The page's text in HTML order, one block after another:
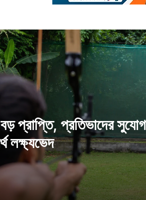
প্রাপ্তি, প্রতিভাদের সুযোগ
লক্ষ্যভেদ
দিন, কলকাতা থেকে বিদেশের
দিল পণ্যবাহী ট্রেন